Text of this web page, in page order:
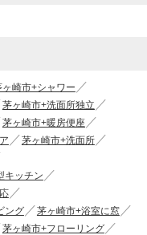
ヶ崎市+シャワー
茅ヶ崎市+洗面所独立
茅ヶ崎市+暖房便座
茅ヶ崎市+洗面所
キッチン
ング
茅ヶ崎市+浴室に窓
茅ヶ崎市+フローリング